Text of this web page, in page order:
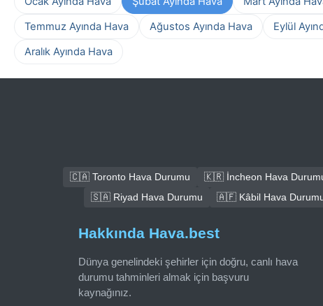
Temmuz Ayında Hava
Ağustos Ayında Hava Eylül
Aralık Ayında Hava
🇨🇦 Toronto Hava Durumu 🇰🇷 İncheon Hava
🇸🇦 Riyad Hava Durumu
🇦🇫 Kâbil Hava
Hakkında Hava.best
Dünya genelindeki şehirler için doğru, canlı hava
durumu tahminleri almak için başvuru
kaynağınız.